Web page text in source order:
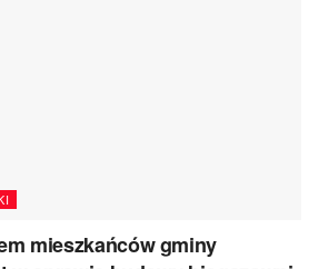
mieszkańców gminy